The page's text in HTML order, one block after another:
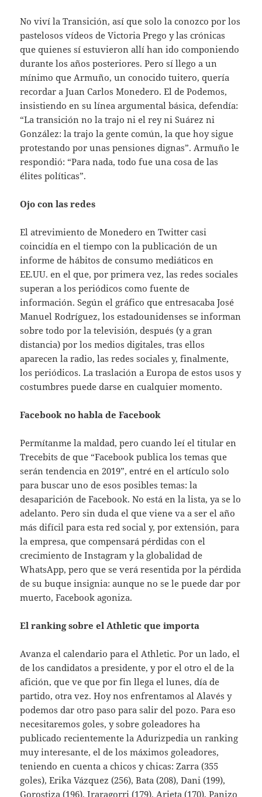
No viví la Transición, así que solo la conozco por los
pastelosos vídeos de Victoria Prego y las crónicas
que quienes sí estuvieron allí han ido componiendo
durante los años posteriores. Pero sí llego a un
mínimo que Armuño, un conocido tuitero, quería
recordar a Juan Carlos Monedero. El de Podemos,
insistiendo en su línea argumental básica, defendía:
“La transición no la trajo ni el rey ni Suárez ni
González: la trajo la gente común, la que hoy sigue
protestando por unas pensiones dignas”. Armuño le
respondió: “Para nada, todo fue una cosa de las
élites políticas”.
Ojo con las redes
El atrevimiento de Monedero en Twitter casi
coincidía en el tiempo con la publicación de un
informe de hábitos de consumo mediáticos en
EE.UU. en el que, por primera vez, las redes sociales
superan a los periódicos como fuente de
información. Según el gráfico que entresacaba José
Manuel Rodríguez, los estadounidenses se informan
sobre todo por la televisión, después (y a gran
distancia) por los medios digitales, tras ellos
aparecen la radio, las redes sociales y, finalmente,
los periódicos. La traslación a Europa de estos usos y
costumbres puede darse en cualquier momento.
Facebook no habla de Facebook
Permítanme la maldad, pero cuando leí el titular en
Trecebits de que “Facebook publica los temas que
serán tendencia en 2019”, entré en el artículo solo
para buscar uno de esos posibles temas: la
desaparición de Facebook. No está en la lista, ya se lo
adelanto. Pero sin duda el que viene va a ser el año
más difícil para esta red social y, por extensión, para
la empresa, que compensará pérdidas con el
crecimiento de Instagram y la globalidad de
WhatsApp, pero que se verá resentida por la pérdida
de su buque insignia: aunque no se le puede dar por
muerto, Facebook agoniza.
El ranking sobre el Athletic que importa
Avanza el calendario para el Athletic. Por un lado, el
de los candidatos a presidente, y por el otro el de la
afición, que ve que por fin llega el lunes, día de
partido, otra vez. Hoy nos enfrentamos al Alavés y
podemos dar otro paso para salir del pozo. Para eso
necesitaremos goles, y sobre goleadores ha
publicado recientemente la Adurizpedia un ranking
muy interesante, el de los máximos goleadores,
teniendo en cuenta a chicos y chicas: Zarra (355
goles), Erika Vázquez (256), Bata (208), Dani (199),
Gorostiza (196), Iraragorri (179), Arieta (170), Panizo